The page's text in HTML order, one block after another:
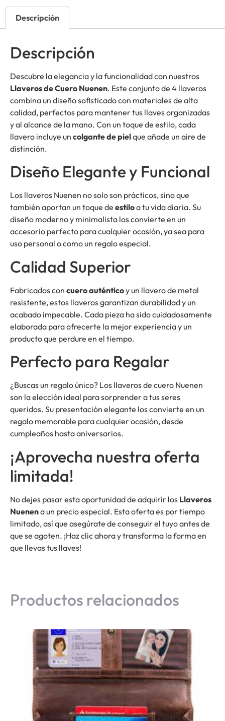
Descripción
Descripción
Descubre la elegancia y la funcionalidad con nuestros
Llaveros de Cuero Nuenen. Este conjunto de 4 llaveros
combina un diseño sofisticado con materiales de alta
calidad, perfectos para mantener tus llaves organizadas
y al alcance de la mano. Con un toque de estilo, cada
llavero incluye un colgante de pielque añade un aire de
distinción.
Diseño Elegante y Funcional
Los llaveros Nuenen no solo son prácticos, sino que
también aportan un toque de estiloa tu vida diaria. Su
diseño moderno y minimalista los convierte en un
accesorio perfecto para cualquier ocasión, ya sea para
uso personal o como un regalo especial.
Calidad Superior
Fabricados con cuero auténticoy un llavero de metal
resistente, estos llaveros garantizan durabilidad y un
acabado impecable. Cada pieza ha sido cuidadosamente
elaborada para ofrecerte la mejor experiencia y un
producto que perdure en el tiempo.
Perfecto para Regalar
¿Buscas un regalo único? Los llaveros de cuero Nuenen
son la elección ideal para sorprender a tus seres
queridos. Su presentación elegante los convierte en un
regalo memorable para cualquier ocasión, desde
cumpleaños hasta aniversarios.
¡Aprovecha nuestra oferta
limitada!
No dejes pasar esta oportunidad de adquirir los Llaveros
Nuenena un precio especial. Esta oferta es por tiempo
limitado, así que asegúrate de conseguir el tuyo antes de
que se agoten. ¡Haz clic ahora y transforma la forma en
que llevas tus llaves!
Productos relacionados